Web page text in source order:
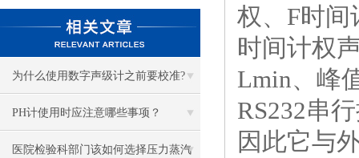
为什么使用数字声级计之前要校准?
PH计使用时应注意哪些事项？
医院检验科部门该如何选择压力蒸汽
权、F时间
时间计权
Lmin、峰
RS232串
因此它与